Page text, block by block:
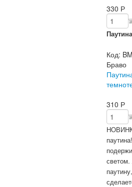
330 Р
Код:
Браво
310 Р
светом.